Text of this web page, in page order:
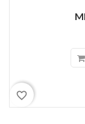
favorite_border